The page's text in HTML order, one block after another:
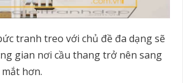
tranh treo với chủ đề đa dạng sẽ
gian nơi cầu thang trở nên sang
hơn.